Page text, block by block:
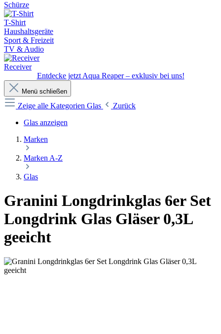
Schürze
T-Shirt
Haushaltsgeräte
Sport & Freizeit
TV & Audio
Receiver
Entdecke jetzt Aqua Reaper – exklusiv bei uns!
Menü schließen
Zeige alle Kategorien Glas
Zurück
Glas anzeigen
Marken
Marken A-Z
Glas
Granini Longdrinkglas 6er Set
Longdrink Glas Gläser 0,3L
geeicht